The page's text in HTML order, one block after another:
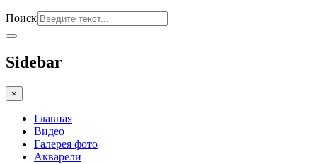
Поиск
Sidebar
×
Главная
Видео
Галерея фото
Акварели